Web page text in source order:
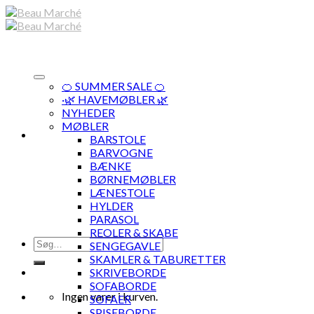
Skip
to
Søg
efter:
Ingen varer i kurven.
🍊 SUMMER SALE 🍊
·🌿 HAVEMØBLER 🌿
NYHEDER
MØBLER
BARSTOLE
BARVOGNE
BÆNKE
BØRNEMØBLER
LÆNESTOLE
HYLDER
PARASOL
REOLER & SKABE
SENGEGAVLE
SKAMLER & TABURETTER
SKRIVEBORDE
SOFABORDE
SOFAER